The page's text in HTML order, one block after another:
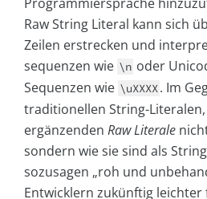
Raw String Literal kann sich
Zeilen erstrecken und
sequenzen wie \n oder
Sequenzen wie \uXXXX. Im
traditionellen String-
ergänzenden Raw Literale
sondern wie sie sind als
sozusagen „roh und
Entwicklern zukünftig leichter